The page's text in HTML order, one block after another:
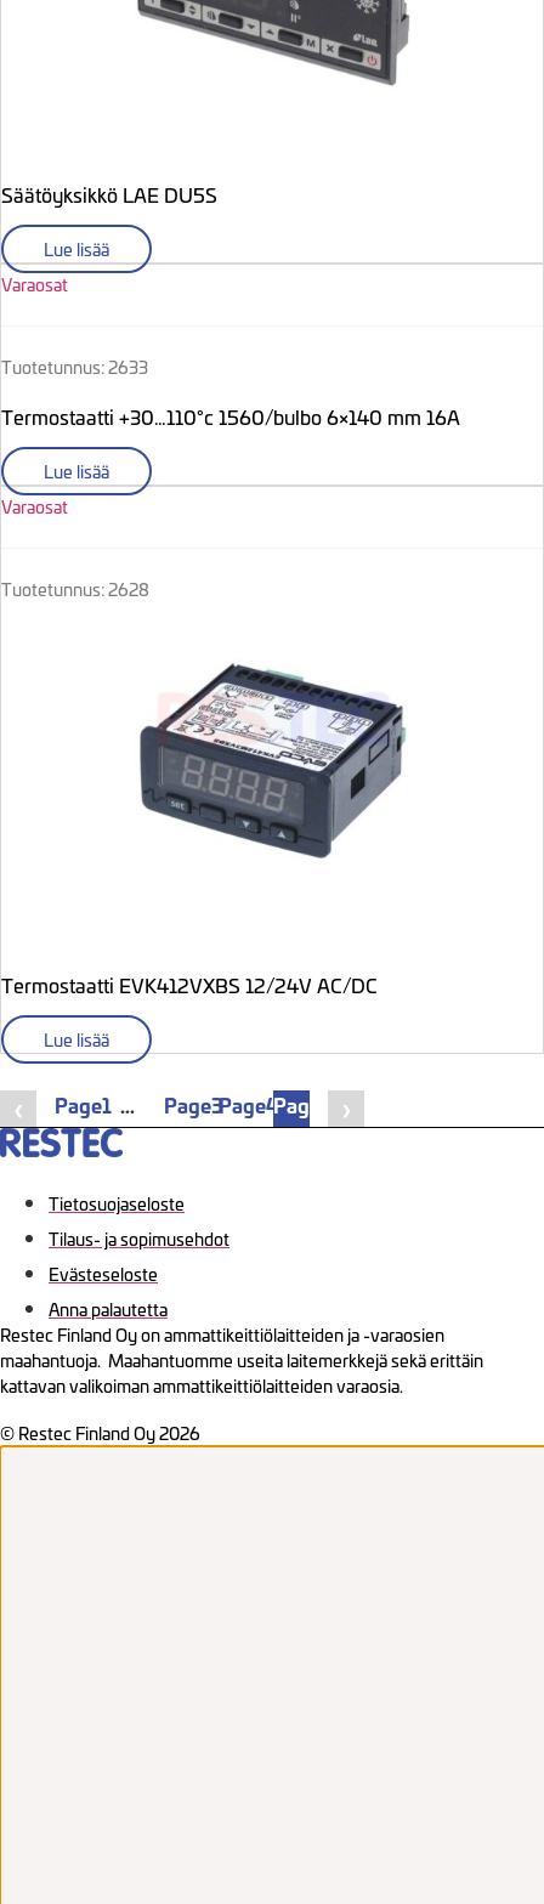
Säätöyksikkö LAE DU5S
Lue lisää
Varaosat
Tuotetunnus: 2633
Termostaatti +30…110°c 1560/bulbo 6×140 mm 16A
Lue lisää
Varaosat
Tuotetunnus: 2628
Termostaatti EVK412VXBS 12/24V AC/DC
Lue lisää
❮ Page1 … Page3Page4Page ❯
Tietosuojaseloste
Tilaus- ja sopimusehdot
Evästeseloste
Anna palautetta
Restec Finland Oy on ammattikeittiölaitteiden ja -varaosien
maahantuoja. Maahantuomme useita laitemerkkejä sekä erittäin
kattavan valikoiman ammattikeittiölaitteiden varaosia.
© Restec Finland Oy 2026